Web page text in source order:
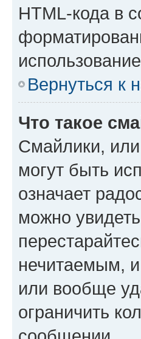
HTML-кода в
Вернуться к
Что такое
Смайлики,
могут быть
означает
можно
нечитаемым,
или вообще
ограничить